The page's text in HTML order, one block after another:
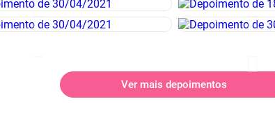
Ver mais depoimentos